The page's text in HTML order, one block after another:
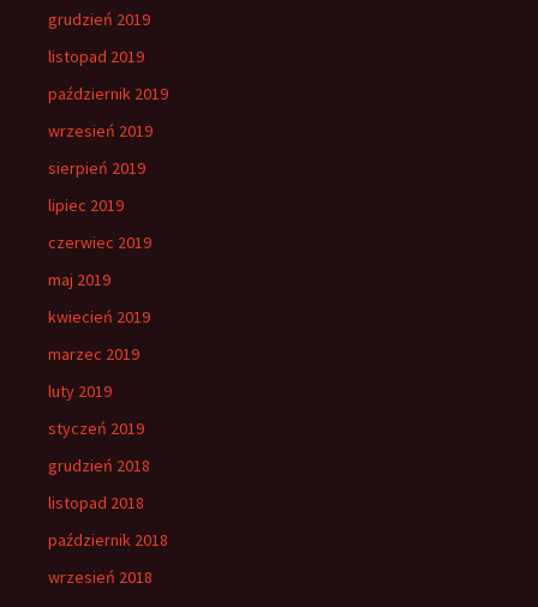
grudzień 2019
listopad 2019
październik 2019
wrzesień 2019
sierpień 2019
lipiec 2019
czerwiec 2019
maj 2019
kwiecień 2019
marzec 2019
luty 2019
styczeń 2019
grudzień 2018
listopad 2018
październik 2018
wrzesień 2018